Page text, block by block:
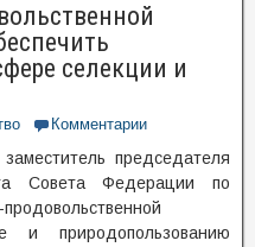
селекции и
Комментарии
председателя
Совета Федерации по
продовольственной
и природопользованию